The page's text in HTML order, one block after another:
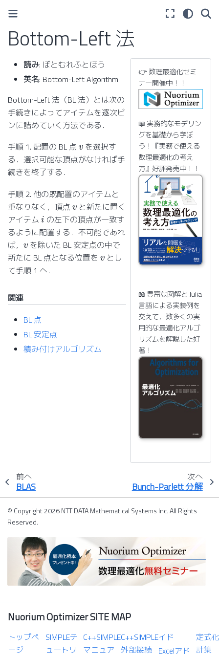
Bottom-Left 法
👉 数理最適化セミ
ナー開催中！！
📖 実務的なモデリン
グを基礎から学ぼ
う！『実務で使える
数理最適化の考え
方』好評発売中！！
📖 豊富な図解と Julia
言語による実装例を
交えて，数多くの実
用的な最適化アルゴ
リズムを解説した好
著！
読み: ぼとむれふとほう
英名: Bottom-Left Algorithm
Bottom-Left 法（BL 法）とは次の
手続きによってアイテムを逐次ビ
ンに詰めていく方法である．
手順 1. 配置の BL 点 v を選択す
る．選択可能な頂点がなければ手
続きを終了する．
手順 2. 他の既配置のアイテムと
重なりなく，頂点 v と新たに置く
アイテム i の左下の頂点が一致す
るように配置する．不可能であれ
ば， v を除いた BL 安定点の中で
新たに BL 点となる位置を v とし
て手順 1 へ．
関連
BL 点
BL 安定点
積み付けアルゴリズム
前へ
BLAS
次へ
Bunch-Parlett 分解
© Copyright 2026 NTT DATA Mathematical Systems Inc. All Rights
Reserved.
Nuorium Optimizer SITE MAP
トップペ
ージ
SIMPLEチ
ュートリ
C++SIMPLE
マニュア
C++SIMPLE
外部接続
イド
Excelアド
定式
計集